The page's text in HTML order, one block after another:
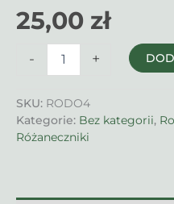
25,00 zł
-
Różanecznik
Elegans
+
SKU: RODO4
Kategorie: Bez kategorii,
Różaneczniki